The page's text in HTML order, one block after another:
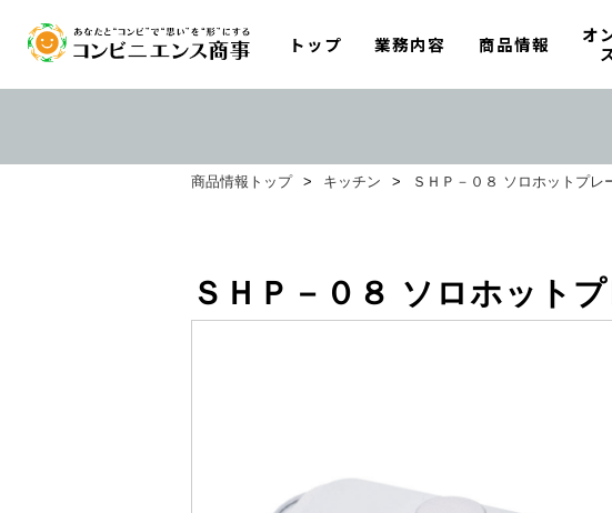
トップ 業務内容 商品情報
オ
商品情報トップ > キッチン > ＳＨＰ－０８ ソロホットプレ
ＳＨＰ－０８ ソロホット